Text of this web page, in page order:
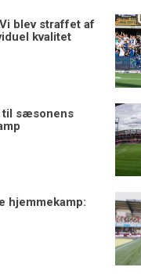
blev straffet af
kvalitet
til sæsonens
hjemmekamp: